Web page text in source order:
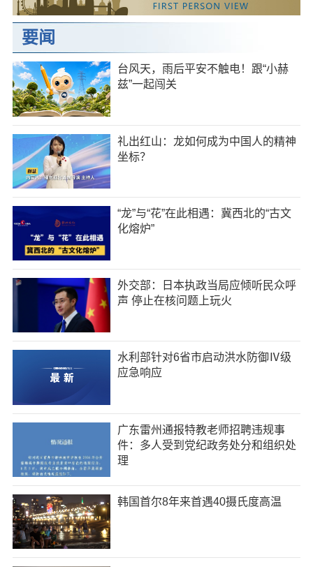
要闻
台风天，雨后平安不触电！跟“小赫
兹”一起闯关
礼出红山：龙如何成为中国人的精神
坐标？
“龙”与“花”在此相遇：冀西北的“古文
化熔炉”
外交部：日本执政当局应倾听民众呼
声 停止在核问题上玩火
水利部针对6省市启动洪水防御Ⅳ级
应急响应
广东雷州通报特教老师招聘违规事
件：多人受到党纪政务处分和组织处
理
韩国首尔8年来首遇40摄氏度高温